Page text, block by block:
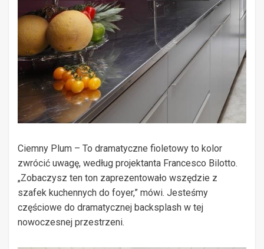
Ciemny Plum – To dramatyczne fioletowy to kolor
zwrócić uwagę, według projektanta Francesco Bilotto.
„Zobaczysz ten ton zaprezentowało wszędzie z
szafek kuchennych do foyer,” mówi. Jesteśmy
częściowe do dramatycznej backsplash w tej
nowoczesnej przestrzeni.